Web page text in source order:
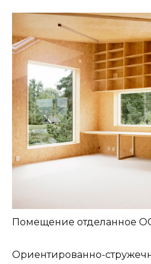
Помещение отделанное
Ориентированно-